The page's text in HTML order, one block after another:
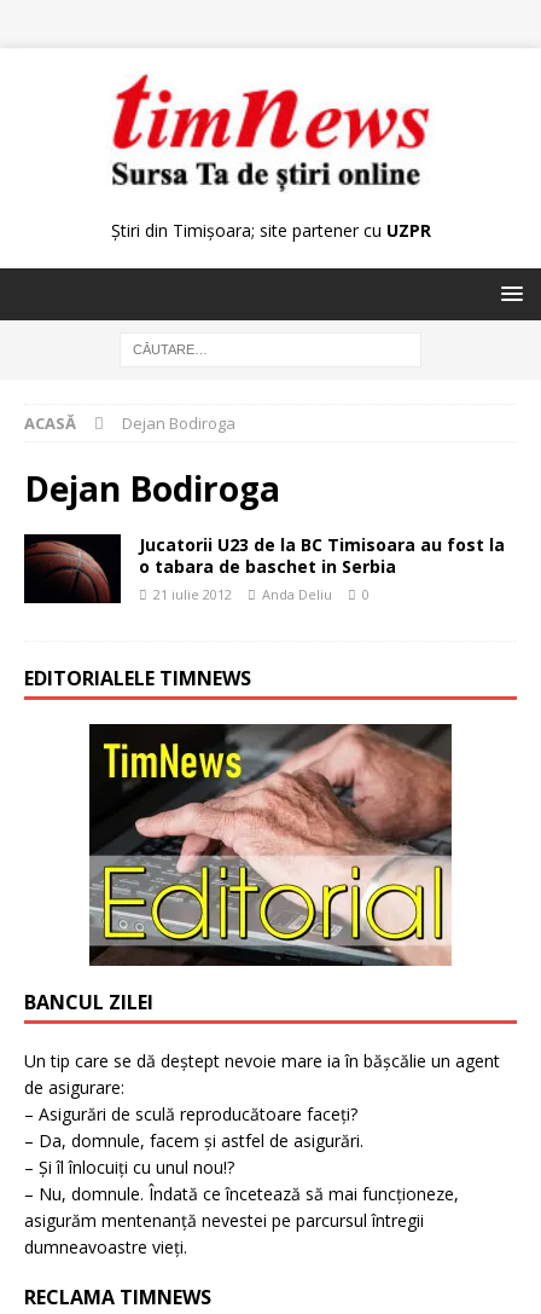
Știri din Timișoara; site partener cu UZPR
ACASĂ Dejan Bodiroga
Dejan Bodiroga
Jucatorii U23 de la BC Timisoara au fost la
o tabara de baschet in Serbia
21 iulie 2012 Anda Deliu 0
EDITORIALELE TIMNEWS
BANCUL ZILEI
Un tip care se dă deștept nevoie mare ia în bășcălie un agent
de asigurare:
– Asigurări de sculă reproducătoare faceți?
– Da, domnule, facem și astfel de asigurări.
– Și îl înlocuiți cu unul nou!?
– Nu, domnule. Îndată ce încetează să mai funcționeze,
asigurăm mentenanță nevestei pe parcursul întregii
dumneavoastre vieți.
RECLAMA TIMNEWS